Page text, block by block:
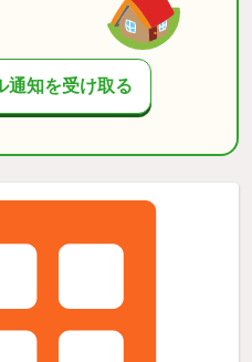
通知を受け取る